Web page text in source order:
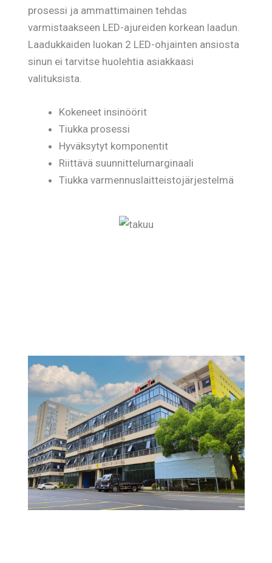
prosessi ja ammattimainen tehdas
varmistaakseen LED-ajureiden korkean laadun.
Laadukkaiden luokan 2 LED-ohjainten ansiosta
sinun ei tarvitse huolehtia asiakkaasi
valituksista.
Kokeneet insinöörit
Tiukka prosessi
Hyväksytyt komponentit
Riittävä suunnittelumarginaali
Tiukka varmennuslaitteistojärjestelmä